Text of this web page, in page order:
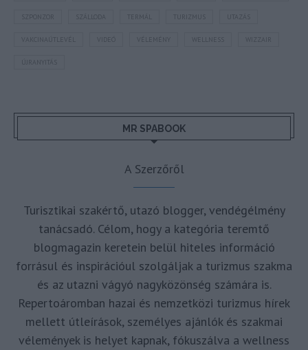
SZPONZOR SZÁLLODA TERMÁL TURIZMUS UTAZÁS
VAKCINAÚTLEVÉL WIZZAIR
ÚJRANYITÁS
MR SPABOOK
A Szerzőről
Turisztikai szakértő, utazó blogger, vendégélmény
tanácsadó. Célom, hogy a kategória teremtő
blogmagazin keretein belül hiteles információ
forrásul és inspirációul szolgáljak a turizmus szakma
és az utazni vágyó nagyközönség számára is.
Repertoáromban hazai és nemzetközi turizmus hírek
mellett útleírások, személyes ajánlók és szakmai
vélemények is helyet kapnak, fókuszálva a wellness